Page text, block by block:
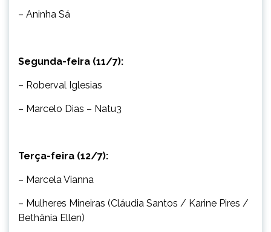
– Aninha Sá
Segunda-feira (11/7):
– Roberval Iglesias
– Marcelo Dias – Natu3
Terça-feira (12/7):
– Marcela Vianna
– Mulheres Mineiras (Cláudia Santos / Karine Pires /
Bethânia Ellen)